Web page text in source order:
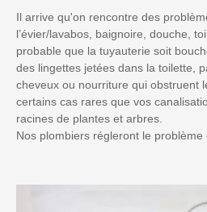
Il arrive qu'on rencontre des
l’évier/lavabos, baignoire, douche,
probable que la tuyauterie soit
des lingettes jetées dans la toilette,
cheveux ou nourriture qui obstruent
certains cas rares que vos
racines de plantes et arbres.
Nos plombiers régleront le problème